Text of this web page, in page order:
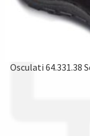
Osculati 64.331.38